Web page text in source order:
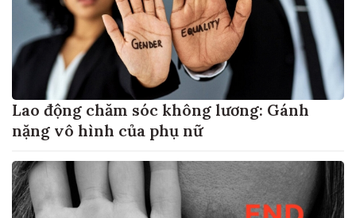
Lao động chăm sóc không lương: Gánh
nặng vô hình của phụ nữ